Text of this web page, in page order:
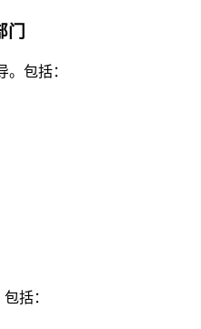
门
。包括：
括：